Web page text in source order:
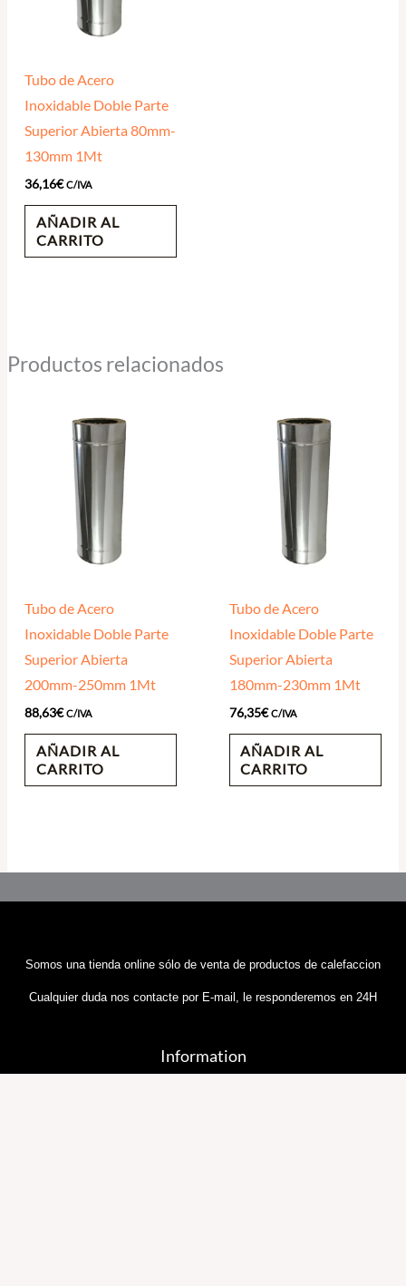
Tubo de Acero
Inoxidable Doble Parte
Superior Abierta 80mm-
130mm 1Mt
36,16€ C/IVA
AÑADIR AL
CARRITO
Productos relacionados
Tubo de Acero
Inoxidable Doble Parte
Superior Abierta
200mm-250mm 1Mt
88,63€ C/IVA
AÑADIR AL
CARRITO
Tubo de Acero
Inoxidable Doble Parte
Superior Abierta
180mm-230mm 1Mt
76,35€ C/IVA
AÑADIR AL
CARRITO
Somos una tienda online sólo de venta de productos de calefaccion
Cualquier duda nos contacte por E-mail, le responderemos en 24H
Information